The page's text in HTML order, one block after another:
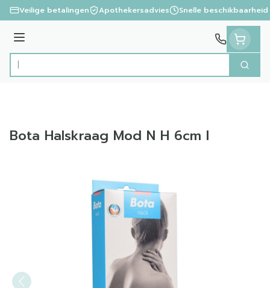
Ga naar de inhoud
Veilige betalingen Apothekersadvies Snelle beschikbaarheid
Menu
Product, merk, categorie...
Zoek
Bota Halskraag Mod N H 6cm l